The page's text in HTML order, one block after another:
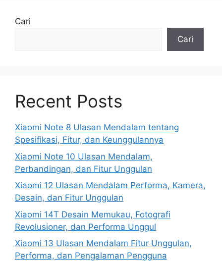
Cari
Cari
Recent Posts
Xiaomi Note 8 Ulasan Mendalam tentang
Spesifikasi, Fitur, dan Keunggulannya
Xiaomi Note 10 Ulasan Mendalam,
Perbandingan, dan Fitur Unggulan
Xiaomi 12 Ulasan Mendalam Performa, Kamera,
Desain, dan Fitur Unggulan
Xiaomi 14T Desain Memukau, Fotografi
Revolusioner, dan Performa Unggul
Xiaomi 13 Ulasan Mendalam Fitur Unggulan,
Performa, dan Pengalaman Pengguna